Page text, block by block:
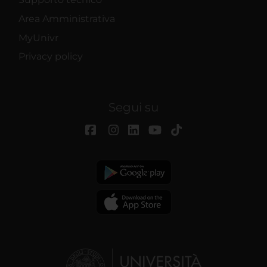
Area Amministrativa
MyUnivr
Privacy policy
Segui su